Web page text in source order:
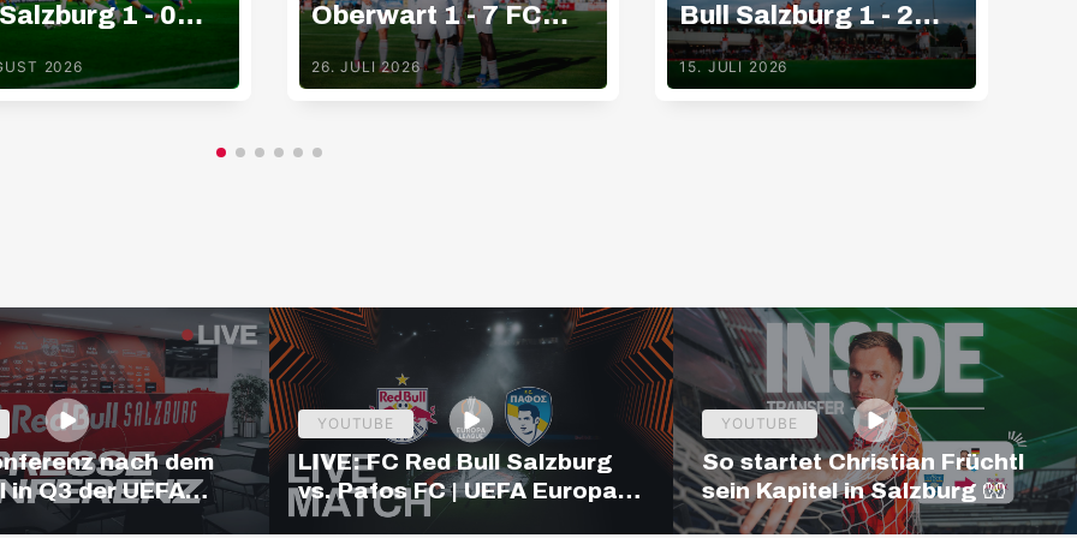
1 - 0
2026
Oberwart 1 - 7 FC
Red Bull Salzburg
26. JULI 2026
Bull Salzburg 1 - 2
Basaksehir FK
15. JULI 2026
nach dem
in Q3 der UEFA
YOUTUBE
LIVE: FC Red Bull Salzburg
vs. Pafos FC | UEFA Europa
League Qualifiers | 19:00
YOUTUBE
So startet Christian Früchtl
sein Kapitel in Salzburg 🧤